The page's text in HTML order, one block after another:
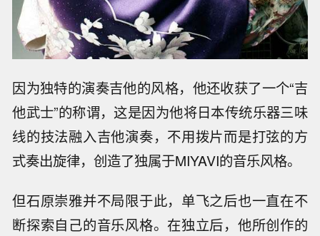
因为独特的演奏吉他的风格，他还收获了一个“吉
他武士”的称谓，这是因为他将日本传统乐器三味
线的技法融入吉他演奏，不用拨片而是打弦的方
式奏出旋律，创造了独属于MIYAVI的音乐风格。
但石原崇雅并不局限于此，单飞之后也一直在不
断探索自己的音乐风格。在独立后，他所创作的